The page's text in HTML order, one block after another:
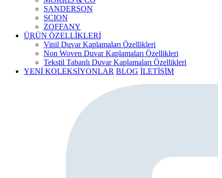
SANDERSON
SCION
ZOFFANY
ÜRÜN ÖZELLİKLERİ
Vinil Duvar Kaplamaları Özellikleri
Non Woven Duvar Kaplamaları Özellikleri
Tekstil Tabanlı Duvar Kaplamaları Özellikleri
YENİ KOLEKSİYONLAR BLOG İLETİŞİM